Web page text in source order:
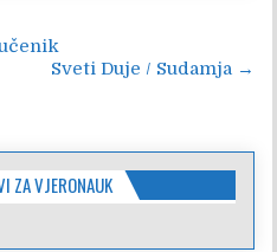
Sveti Duje / Sudamja →
ZA VJERONAUK